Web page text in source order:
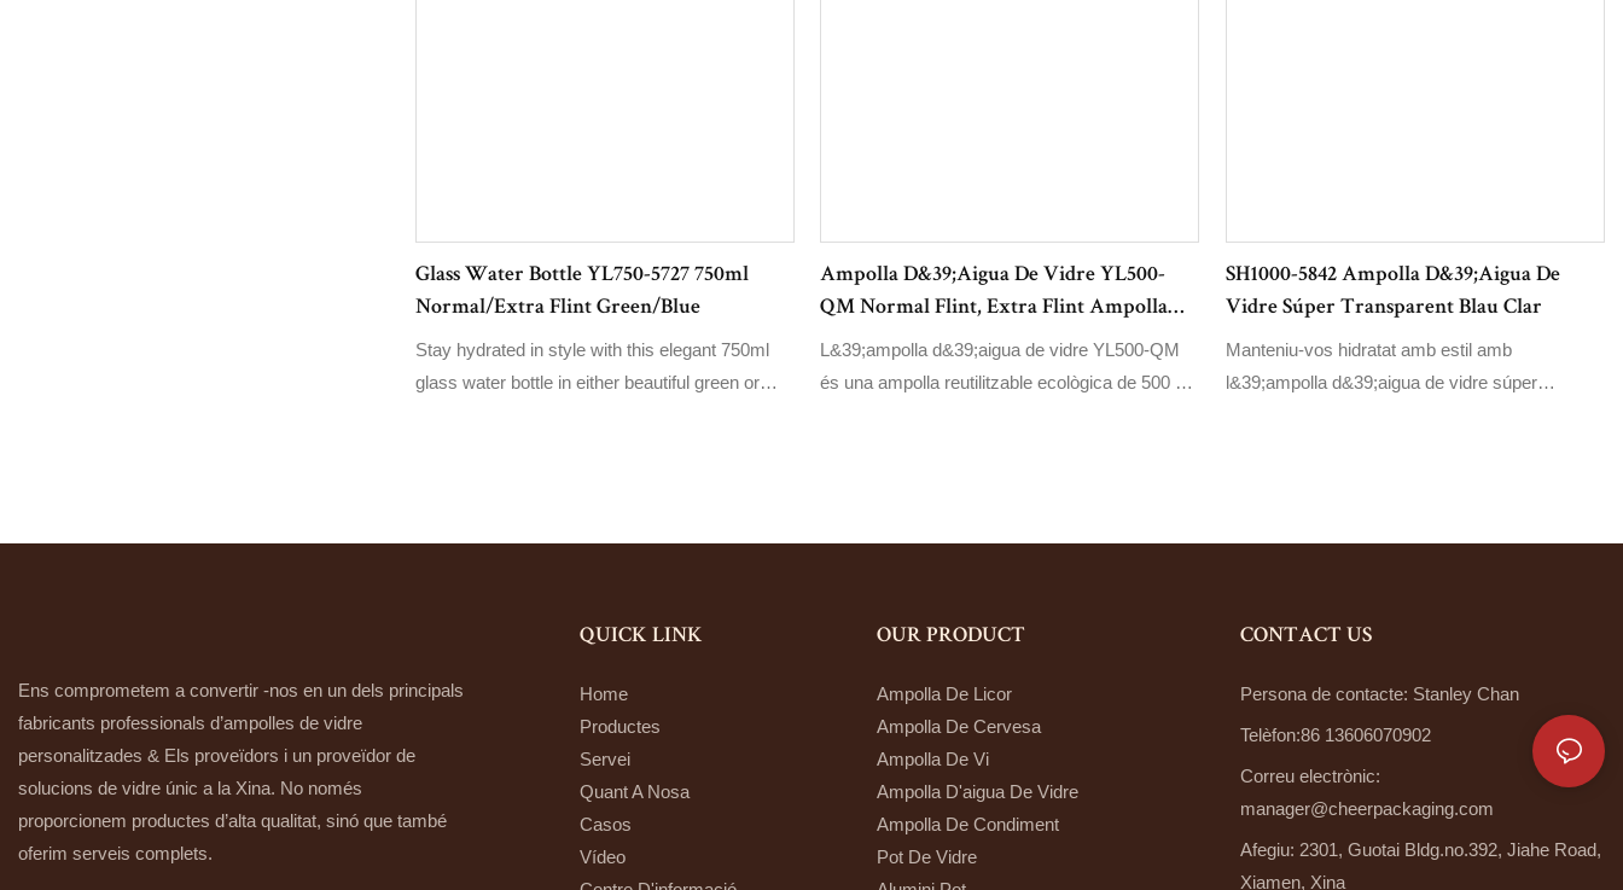
Glass Water Bottle YL750-5727 750ml
Normal/Extra Flint Green/Blue
Stay hydrated in style with this elegant 750ml
glass water bottle in either beautiful green or
Ampolla D&39;aigua De Vidre YL500-
QM Normal Flint, Extra Flint Ampolla
Reutilitzable Ecològica De 500 Ml
L&39;ampolla d&39;aigua de vidre YL500-QM
és una ampolla reutilitzable ecològica de 500 ml
durant tot el dia.
SH1000-5842 Ampolla D&39;aigua De
Vidre Súper Transparent Blau Clar
Manteniu-vos hidratat amb estil amb
l&39;ampolla d&39;aigua de vidre súper
qualsevol necessitat d&39;hidratació en
Ens comprometem a convertir -nos en un dels principals
fabricants professionals d’ampolles de vidre
personalitzades & Els proveïdors i un proveïdor de
solucions de vidre únic a la Xina. No només
proporcionem productes d’alta qualitat, sinó que també
oferim serveis complets.
QUICK LINK
Home
Productes
Servei
Quant A Nosa
Casos
Vídeo
OUR PRODUCT
Ampolla De Licor
Ampolla De Cervesa
Ampolla De Vi
Ampolla D'aigua De Vidre
Ampolla De Condiment
Pot De Vidre
CONTACT US
Persona de contacte: Stanley Chan
Telèfon:86 13606070902
Correu electrònic:
manager@cheerpackaging.com
Afegiu: 2301, Guotai Bldg.no.392, Jiahe Road,
Xiamen, Xina